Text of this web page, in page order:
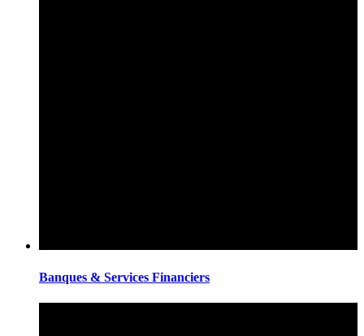
Banques & Services Financiers